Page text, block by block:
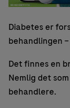
Diabetes er
behandlingen
Det finnes en
Nemlig det
behandlere.